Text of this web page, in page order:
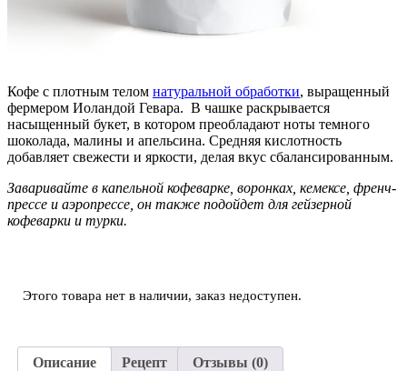
Кофе с плотным телом натуральной обработки, выращенный
фермером Иоландой Гевара. В чашке раскрывается
насыщенный букет, в котором преобладают ноты темного
шоколада, малины и апельсина. Средняя кислотность
добавляет свежести и яркости, делая вкус сбалансированным.
Заваривайте в капельной кофеварке, воронках, кемексе, френч-
прессе и аэропрессе, он также подойдет для гейзерной
кофеварки и турки.
Этого товара нет в наличии, заказ недоступен.
Описание Рецепт Отзывы (0)